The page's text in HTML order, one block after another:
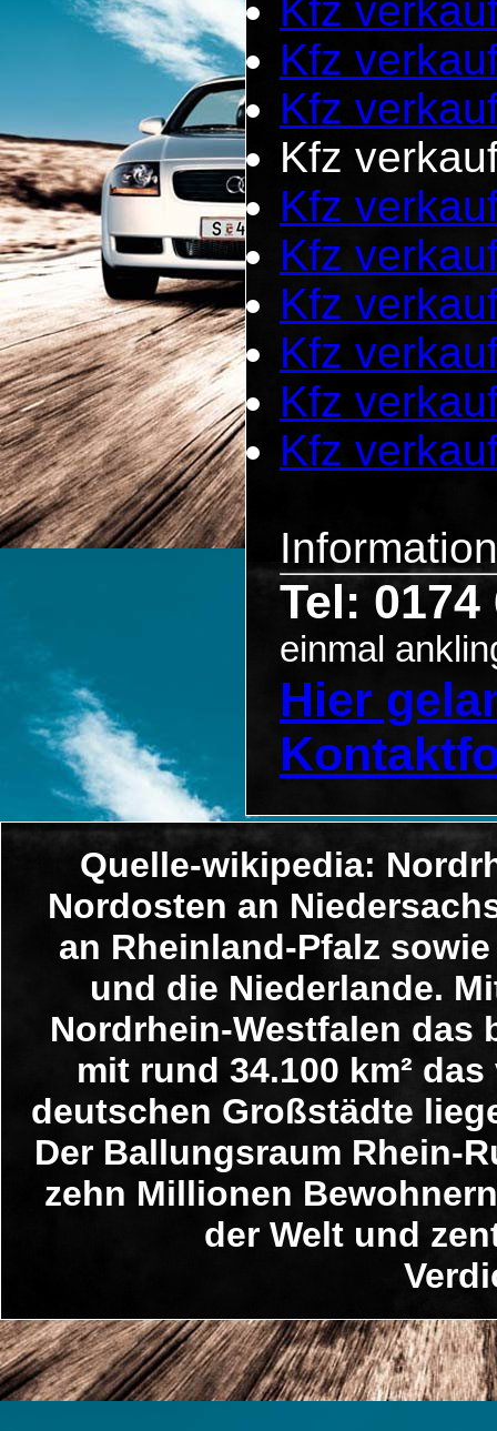
Kfz
Kfz
Kfz
Kfz
Kfz
Kfz
Kfz
Kfz
Kfz
Kfz
Tel: 0174
einmal
Hier
Quelle-wikipedia:
Nordosten an
an Rheinland-Pfalz
und die Niederlande.
Nordrhein-Westfalen das
mit rund 34.100 km²
deutschen Großstädte
Der Ballungsraum Rhein-
zehn Millionen
der Welt und